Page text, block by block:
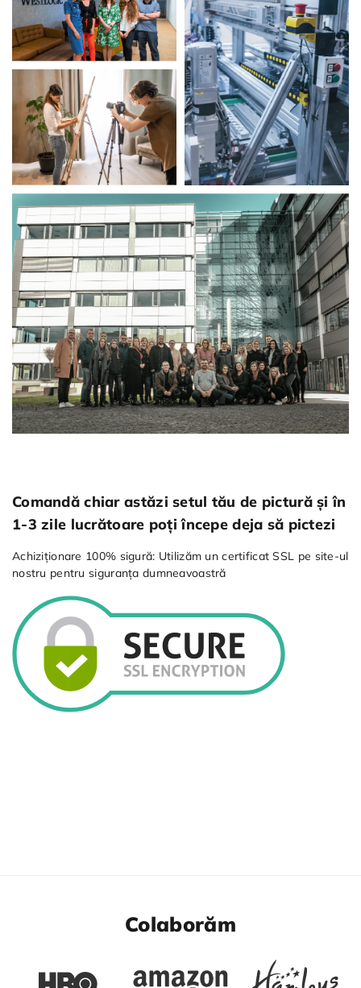
Comandă chiar astăzi setul tău de pictură și în
1-3 zile lucrătoare poți începe deja să pictezi
Achiziționare 100% sigură: Utilizăm un certificat SSL pe site-ul
nostru pentru siguranța dumneavoastră
Colaborăm